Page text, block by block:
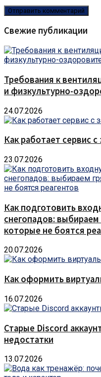
Свежие публикации
Требования к
и физкультурно-
24.07.2026
Как работает сервис
23.07.2026
Как подготовить
снегопадов:
которые не боятся
20.07.2026
Как оформить
16.07.2026
Старые Discord
недостатки
13.07.2026